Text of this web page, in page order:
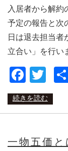
入居者から解約
予定の報告と次
日は退去担当者
立合い」を行い
続きを読む
一物五価と